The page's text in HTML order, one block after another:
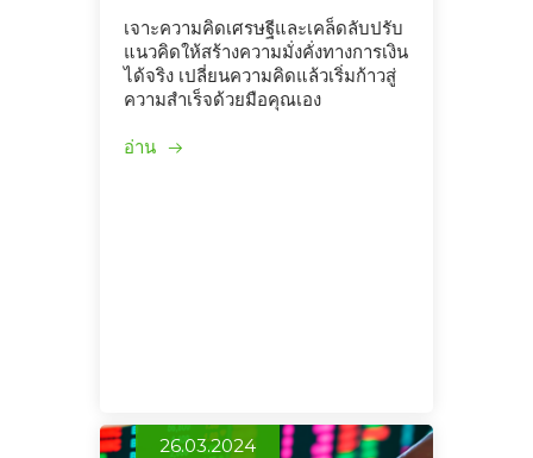
เจาะความคิดเศรษฐีและเคล็ดลับปรับ
แนวคิดให้สร้างความมั่งคั่งทางการเงิน
ได้จริง เปลี่ยนความคิดแล้วเริ่มก้าวสู่
ความสำเร็จด้วยมือคุณเอง
อ่าน
26.03.2024